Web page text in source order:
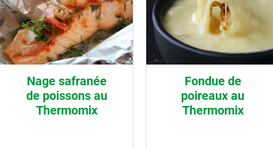
Nage safranée
de poissons au
Thermomix
Fondue de
poireaux au
Thermomix